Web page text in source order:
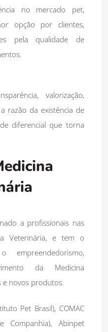
no mercado pet,
opção por clientes,
pela qualidade de
valorização,
razão da existência de
diferencial que torna
a profissionais nas
Veterinária, e tem o
da Medicina
e novos produtos.
Pet Brasil), COMAC
Companhia), Abinpet